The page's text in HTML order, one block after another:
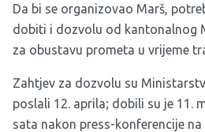
Da bi se organizovao Marš,
dobiti i dozvolu od kantonalnog
za obustavu prometa u vrijeme
Zahtjev za dozvolu su
poslali 12. aprila; dobili su je 11.
sata nakon press-konferencije